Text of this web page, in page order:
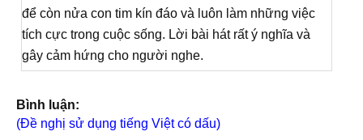
để còn nửa con tim kín đáo và luôn làm những việc
tích cực trong cuộc sống. Lời bài hát rất ý nghĩa và
gây cảm hứng cho người nghe.
Bình luận:
(Đề nghị sử dụng tiếng Việt có dấu)